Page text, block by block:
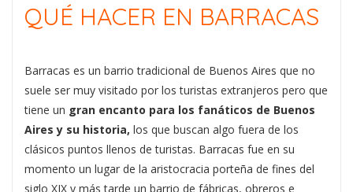
QUÉ HACER EN BARRACAS
Barracas es un barrio tradicional de Buenos Aires que no
suele ser muy visitado por los turistas extranjeros pero que
tiene un gran encanto para los fanáticos de Buenos
Aires y su historia, los que buscan algo fuera de los
clásicos puntos llenos de turistas. Barracas fue en su
momento un lugar de la aristocracia porteña de fines del
siglo XIX y más tarde un barrio de fábricas, obreros e